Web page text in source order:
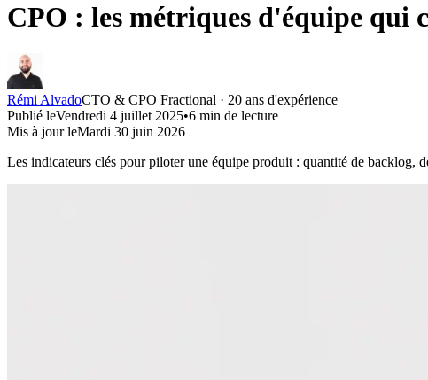
CPO : les métriques d'équipe qui
Rémi AlvadoCTO & CPO Fractional · 20 ans d'expérience
Publié leVendredi 4 juillet 2025•6 min de lecture
Mis à jour leMardi 30 juin 2026
Les indicateurs clés pour piloter une équipe produit : quantité de backlog,